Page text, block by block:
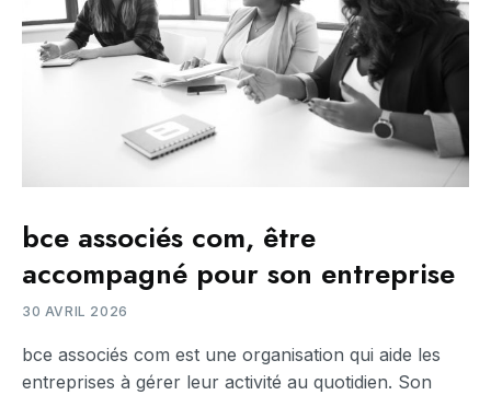
bce associés com, être
accompagné pour son entreprise
30 AVRIL 2026
bce associés com est une organisation qui aide les
entreprises à gérer leur activité au quotidien. Son